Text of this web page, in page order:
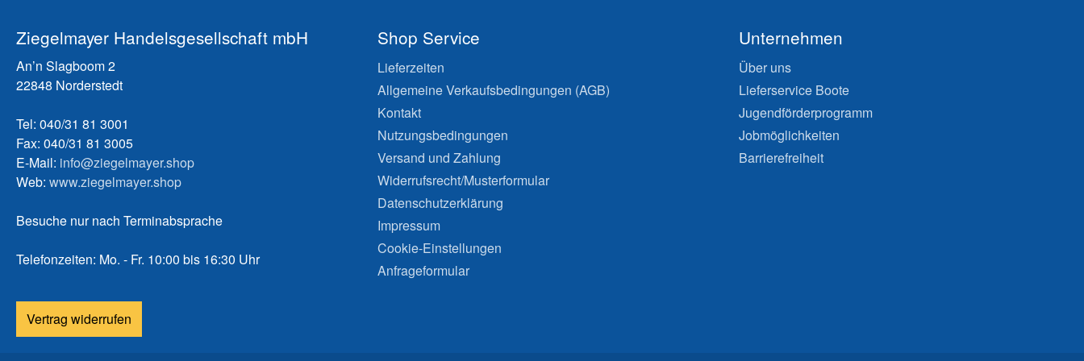
Ziegelmayer Handelsgesellschaft mbH
An’n Slagboom 2
22848 Norderstedt
Tel: 040/31 81 3001
Fax: 040/31 81 3005
E-Mail: info@ziegelmayer.shop
Web: www.ziegelmayer.shop
Besuche nur nach Terminabsprache
Telefonzeiten: Mo. - Fr. 10:00 bis 16:30 Uhr
Vertrag widerrufen
Shop Service
Lieferzeiten
Allgemeine Verkaufsbedingungen (AGB)
Kontakt
Nutzungsbedingungen
Versand und Zahlung
Widerrufsrecht/Musterformular
Datenschutzerklärung
Impressum
Cookie-Einstellungen
Anfrageformular
Unternehmen
Über uns
Lieferservice Boote
Jugendförderprogramm
Jobmöglichkeiten
Barrierefreiheit